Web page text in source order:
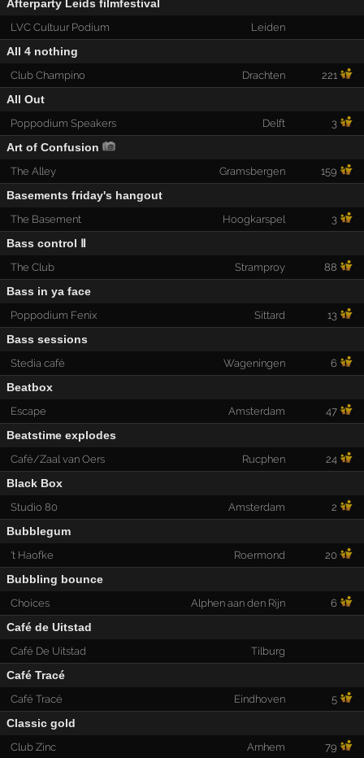
Afterparty Leids filmfestival
LVC Cultuur Podium Leiden
All 4 nothing
Club Champino Drachten 221
All Out
Poppodium Speakers Delft 3
Art of Confusion
The Alley Gramsbergen 159
Basements friday's hangout
The Basement Hoogkarspel 3
Bass control Ⅱ
The Club Stramproy 88
Bass in ya face
Poppodium Fenix Sittard 13
Bass sessions
Stedia café Wageningen 6
Beatbox
Escape Amsterdam 47
Beatstime explodes
Café/Zaal van Oers Rucphen 24
Black Box
Studio 80 Amsterdam 2
Bubblegum
't Haofke Roermond 20
Bubbling bounce
Choices Alphen aan den Rijn 6
Café de Uitstad
Café De Uitstad Tilburg
Café Tracé
Café Tracé Eindhoven 5
Classic gold
Club Zinc Arnhem 79